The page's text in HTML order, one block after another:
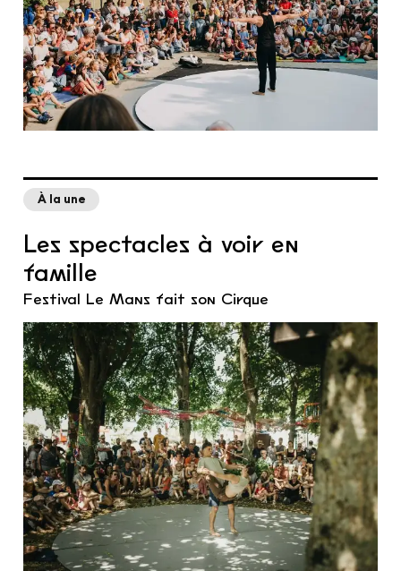
À la une
Les spectacles à voir en
famille
Festival Le Mans fait son Cirque